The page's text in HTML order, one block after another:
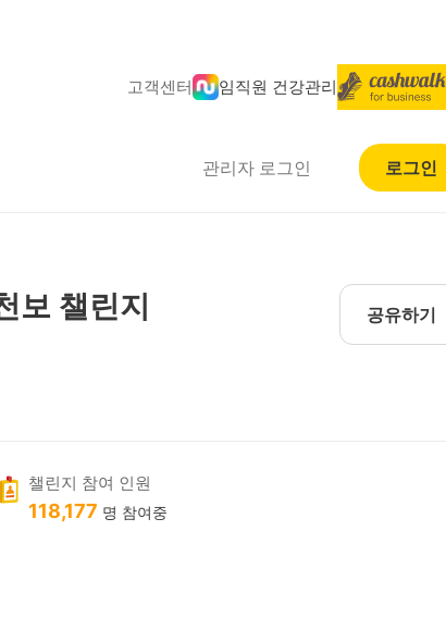
고객센터 임직원 건강관리
관리자 로그인 로그인
보 챌린지 공유하기
챌린지 참여 인원
118,177 명 참여중